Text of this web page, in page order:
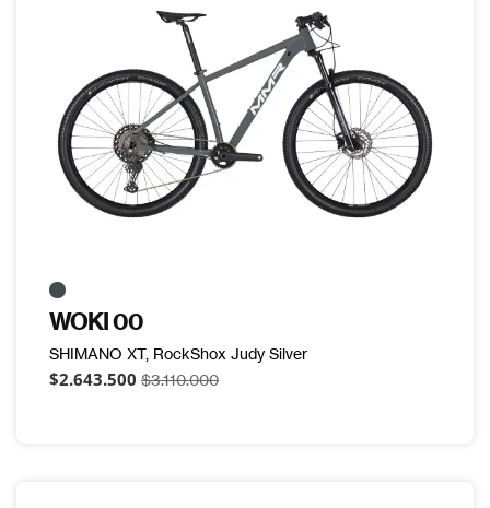
WOKI 00
SHIMANO XT, RockShox Judy Silver
$2.643.500 $3.110.000